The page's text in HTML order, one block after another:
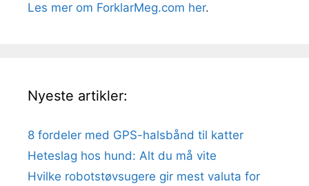
Les mer om ForklarMeg.com her.
Nyeste artikler:
8 fordeler med GPS-halsbånd til katter
Heteslag hos hund: Alt du må vite
Hvilke robotstøvsugere gir mest valuta for